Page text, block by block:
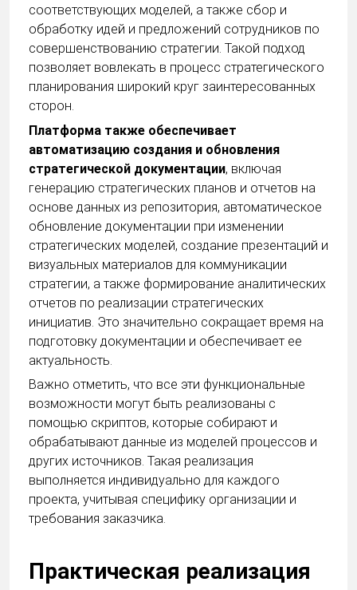
соответствующих моделей, а также сбор и
обработку идей и предложений сотрудников по
совершенствованию стратегии. Такой подход
позволяет вовлекать в процесс стратегического
планирования широкий круг заинтересованных
сторон.
Платформа также обеспечивает
автоматизацию создания и обновления
стратегической документации, включая
генерацию стратегических планов и отчетов на
основе данных из репозитория, автоматическое
обновление документации при изменении
стратегических моделей, создание презентаций и
визуальных материалов для коммуникации
стратегии, а также формирование аналитических
отчетов по реализации стратегических
инициатив. Это значительно сокращает время на
подготовку документации и обеспечивает ее
актуальность.
Важно отметить, что все эти функциональные
возможности могут быть реализованы с
помощью скриптов, которые собирают и
обрабатывают данные из моделей процессов и
других источников. Такая реализация
выполняется индивидуально для каждого
проекта, учитывая специфику организации и
требования заказчика.
Практическая реализация